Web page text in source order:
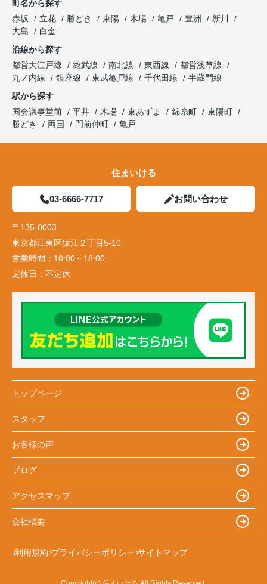
町名から探す
赤坂
立花 勝どき 東陽 木場 亀戸 豊洲
新川
大島
白金
沿線から探す
都営大江戸線
総武線 南北線 東西線
都営浅草線
丸ノ内線
銀座線 東武亀戸線 千代田線
半蔵門線
駅から探す
国会議事堂前
平井 木場 東あずま 錦糸町
東陽町
勝どき
両国 門前仲町 亀戸
住まいける
03-6666-7717 お問い合わせ
〒135-0003
東京都江東区猿江２丁目5-10
営業時間： 10:00～18:00
定休日： 不定休
トップページ
スタッフ
お客様の声
ブログ
アクセスマップ
会社概要
利用規約 プライバシーポリシー サイトマップ